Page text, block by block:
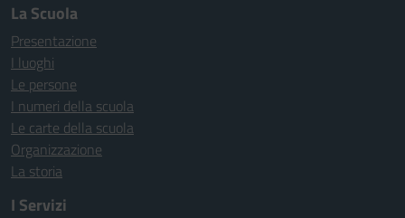
La Scuola
Presentazione
I luoghi
Le persone
I numeri della scuola
Le carte della scuola
Organizzazione
La storia
I Servizi